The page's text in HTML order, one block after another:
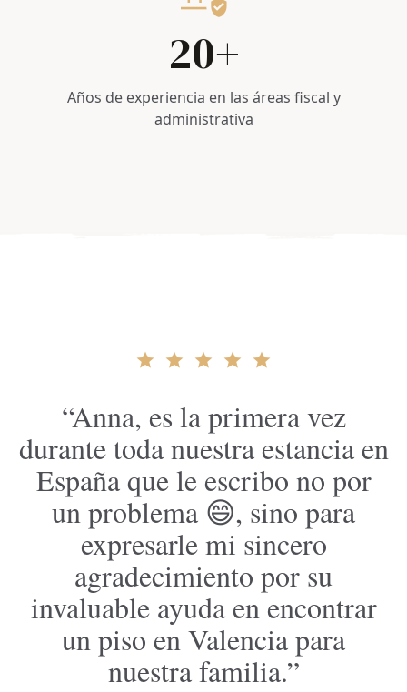
2
3
8
9
0
0+
Años de experiencia en las áreas fiscal y
administrativa
“Anna, es la primera vez
durante toda nuestra estancia en
España que le escribo no por
un problema 😄, sino para
expresarle mi sincero
agradecimiento por su
invaluable ayuda en encontrar
un piso en Valencia para
nuestra familia.”